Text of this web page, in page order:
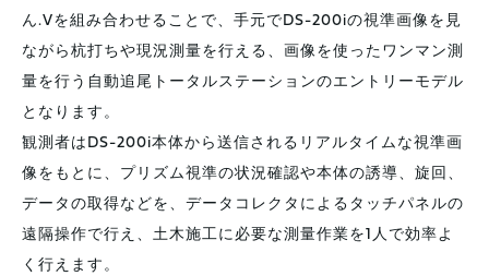
ん.Vを組み合わせることで、手元でDS-200iの視準画像を見
ながら杭打ちや現況測量を行える、画像を使ったワンマン測
量を行う自動追尾トータルステーションのエントリーモデル
となります。
観測者はDS-200i本体から送信されるリアルタイムな視準画
像をもとに、プリズム視準の状況確認や本体の誘導、旋回、
データの取得などを、データコレクタによるタッチパネルの
遠隔操作で行え、土木施工に必要な測量作業を1人で効率よ
く行えます。